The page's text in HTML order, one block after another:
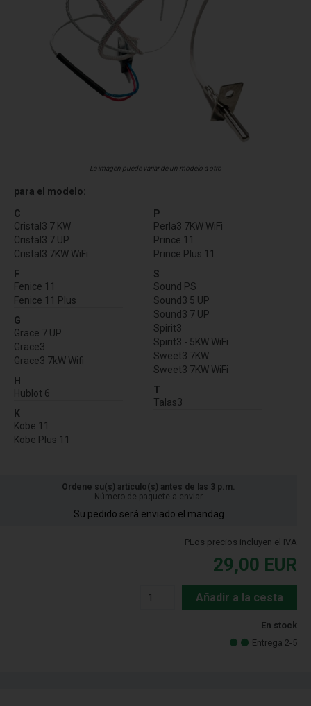
La imagen puede variar de un modelo a otro
para el modelo:
C
Cristal3 7 KW
Cristal3 7 UP
Cristal3 7KW WiFi
F
Fenice 11
Fenice 11 Plus
G
Grace 7 UP
Grace3
Grace3 7kW Wifi
H
Hublot 6
K
Kobe 11
Kobe Plus 11
P
Perla3 7KW WiFi
Prince 11
Prince Plus 11
S
Sound PS
Sound3 5 UP
Sound3 7 UP
Spirit3
Spirit3 - 5KW WiFi
Sweet3 7KW
Sweet3 7KW WiFi
T
Talas3
Ordene su(s) artículo(s) antes de las 3 p.m.
Número de paquete a enviar
Su pedido será enviado el mandag
PLos precios incluyen el IVA
29,00 EUR
Añadir a la cesta
En stock
Entrega 2-5